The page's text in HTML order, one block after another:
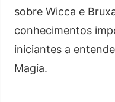
sobre Wicca e
conhecimentos
iniciantes a
Magia.